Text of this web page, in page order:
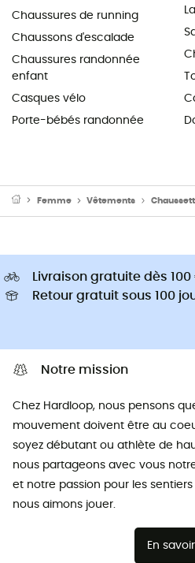
Chaussures de running
Chaussons d'escalade
Chaussures randonnée
enfant
Casques vélo
Porte-bébés randonnée
Femme Vêtements
Livraison gratuite dès
Retour gratuit sous 100
Notre mission
Chez Hardloop, nous pensons
mouvement doivent être au
soyez débutant ou athlète de
nous partageons avec vous
et notre passion pour les
nous aimons jouer.
En